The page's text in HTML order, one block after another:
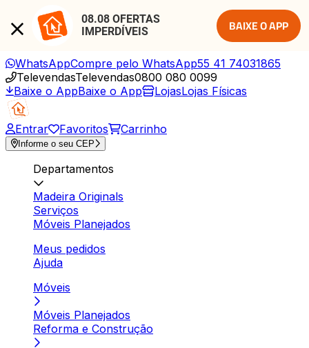
08.08 OFERTAS
IMPERDÍVEIS
BAIXE O APP
WhatsAppCompre pelo WhatsApp55 41 74031865
TelevendasTelevendas0800 080 0099
Baixe o AppBaixe o App LojasLojas Físicas
Entrar Favoritos Carrinho
Informe o seu CEP
Departamentos
Madeira Originals
Serviços
Móveis Planejados
Meus pedidos
Ajuda
Móveis
Móveis Planejados
Reforma e Construção